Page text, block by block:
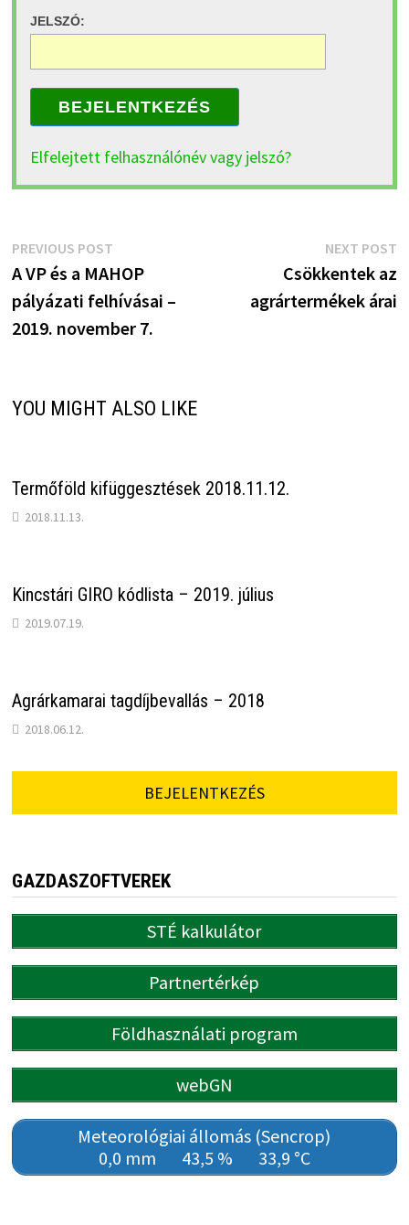
JELSZÓ:
BEJELENTKEZÉS
Elfelejtett felhasználónév vagy jelszó?
Bejegyzés
navigáció
PREVIOUS POSTPrevious
post:
A VP és a MAHOP
pályázati felhívásai –
2019. november 7.
NEXT POST
Csökkentek az
agrártermékek árai
YOU MIGHT ALSO LIKE
Termőföld kifüggesztések 2018.11.12.
2018.11.13.
Kincstári GIRO kódlista – 2019. július
2019.07.19.
Agrárkamarai tagdíjbevallás – 2018
2018.06.12.
BEJELENTKEZÉS
GAZDASZOFTVEREK
STÉ kalkulátor
Partnertérkép
Földhasználati program
webGN
Meteorológiai állomás (Sencrop)
0,0 mm
43,5 % 33,9 °C